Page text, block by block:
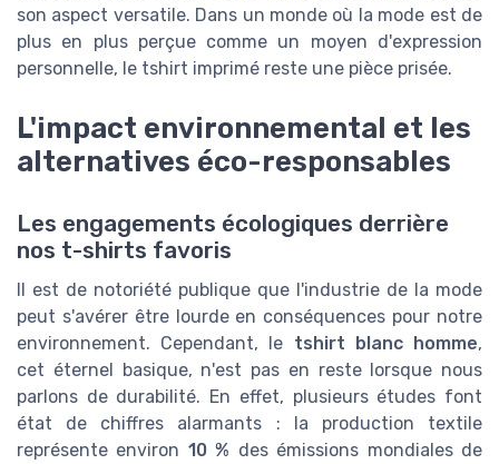
son aspect versatile. Dans un monde où la mode est de
plus en plus perçue comme un moyen d'expression
personnelle, le tshirt imprimé reste une pièce prisée.
L'impact environnemental et les
alternatives éco-responsables
Les engagements écologiques derrière
nos t-shirts favoris
Il est de notoriété publique que l'industrie de la mode
peut s'avérer être lourde en conséquences pour notre
environnement. Cependant, le tshirt blanc homme,
cet éternel basique, n'est pas en reste lorsque nous
parlons de durabilité. En effet, plusieurs études font
état de chiffres alarmants : la production textile
représente environ 10 % des émissions mondiales de